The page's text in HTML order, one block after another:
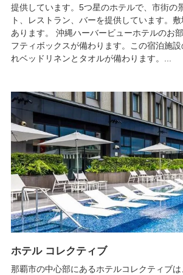
提供しています。5つ星のホテルで、市街の
ト、レストラン、バーを提供しています。
あります。 沖縄ハーバービューホテルのお
フティボックスが備わります。この宿泊施
れベッドリネンとタオルが備わります。...
ホテル コレクティブ
那覇市の中心部にあるホテルコレクティブ